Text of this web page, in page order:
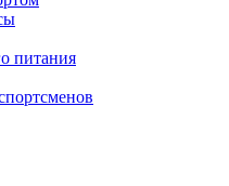
питания